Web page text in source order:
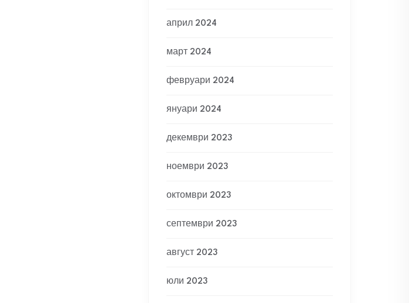
април 2024
март 2024
февруари 2024
януари 2024
декември 2023
ноември 2023
октомври 2023
септември 2023
август 2023
юли 2023